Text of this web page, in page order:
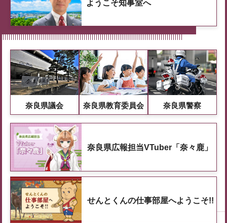
ようこそ知事室へ
奈良県議会 奈良県教育委員会 奈良県警察
奈良県広報担当VTuber「奈々鹿」
せんとくんの仕事部屋へようこそ!!